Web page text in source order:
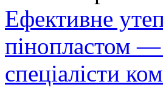
Ефективне
пінопластом
спеціалісти